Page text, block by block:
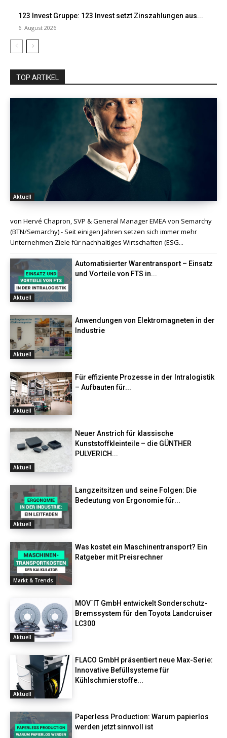
123 Invest Gruppe: 123 Invest setzt Zinszahlungen aus...
6. August 2026
TOP ARTIKEL
Aktuell
von Hervé Chapron, SVP & General Manager EMEA von Semarchy
(BTN/Semarchy) - Seit einigen Jahren setzen sich immer mehr
Unternehmen Ziele für nachhaltiges Wirtschaften (ESG...
Aktuell
Automatisierter Warentransport – Einsatz
und Vorteile von FTS in...
Aktuell
Anwendungen von Elektromagneten in der
Industrie
Aktuell
Für effiziente Prozesse in der Intralogistik
– Aufbauten für...
Aktuell
Neuer Anstrich für klassische
Kunststoffkleinteile – die GÜNTHER
PULVERICH...
Aktuell
Langzeitsitzen und seine Folgen: Die
Bedeutung von Ergonomie für...
Markt & Trends
Was kostet ein Maschinentransport? Ein
Ratgeber mit Preisrechner
Aktuell
MOV´IT GmbH entwickelt Sonderschutz-
Bremssystem für den Toyota Landcruiser
LC300
Aktuell
FLACO GmbH präsentiert neue Max-Serie:
Innovative Befüllsysteme für
Kühlschmierstoffe...
Paperless Production: Warum papierlos
werden jetzt sinnvoll ist